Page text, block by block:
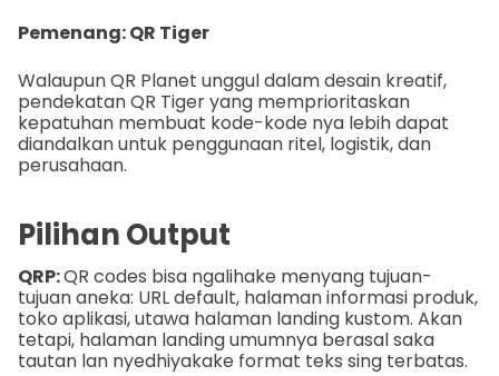
Pemenang: QR Tiger
Walaupun QR Planet unggul dalam desain kreatif,
pendekatan QR Tiger yang memprioritaskan
kepatuhan membuat kode-kode nya lebih dapat
diandalkan untuk penggunaan ritel, logistik, dan
perusahaan.
Pilihan Output
QRP:QR codes bisa ngalihake menyang tujuan-
tujuan aneka: URL default, halaman informasi produk,
toko aplikasi, utawa halaman landing kustom. Akan
tetapi, halaman landing umumnya berasal saka
tautan lan nyedhiyakake format teks sing terbatas.